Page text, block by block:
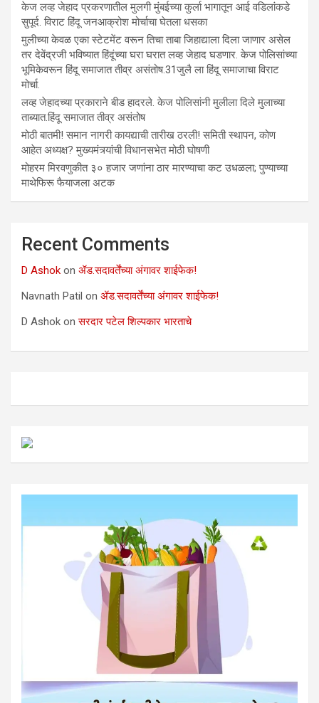
केज लव्ह जेहाद प्रकरणातील मुलगी मुंबईच्या कुर्ला भागातून आई वडिलांकडे
सुपूर्द. विराट हिंदू जनआक्रोश मोर्चाचा घेतला धसका
मुलीच्या केवळ एका स्टेटमेंट वरून तिचा ताबा जिहाद्याला दिला जाणार असेल
तर देवेंद्रजी भविष्यात हिंदूंच्या घरा घरात लव्ह जेहाद घडणार. केज पोलिसांच्या
भूमिकेवरून हिंदू समाजात तीव्र असंतोष.31जुलै ला हिंदू समाजाचा विराट
मोर्चा.
लव्ह जेहादच्या प्रकाराने बीड हादरले. केज पोलिसांनी मुलीला दिले मुलाच्या
ताब्यात.हिंदू समाजात तीव्र असंतोष
मोठी बातमी! समान नागरी कायद्याची तारीख ठरली! समिती स्थापन, कोण
आहेत अध्यक्ष? मुख्यमंत्र्यांची विधानसभेत मोठी घोषणी
मोहरम मिरवणुकीत ३० हजार जणांना ठार मारण्‍याचा कट उधळला; पुण्‍याच्‍या
माथेफिरू फैयाजला अटक
Recent Comments
D Ashok on ॲड.सदावर्तेंच्या अंगावर शाईफेक!
Navnath Patil on ॲड.सदावर्तेंच्या अंगावर शाईफेक!
D Ashok onसरदार पटेल शिल्पकार भारताचे